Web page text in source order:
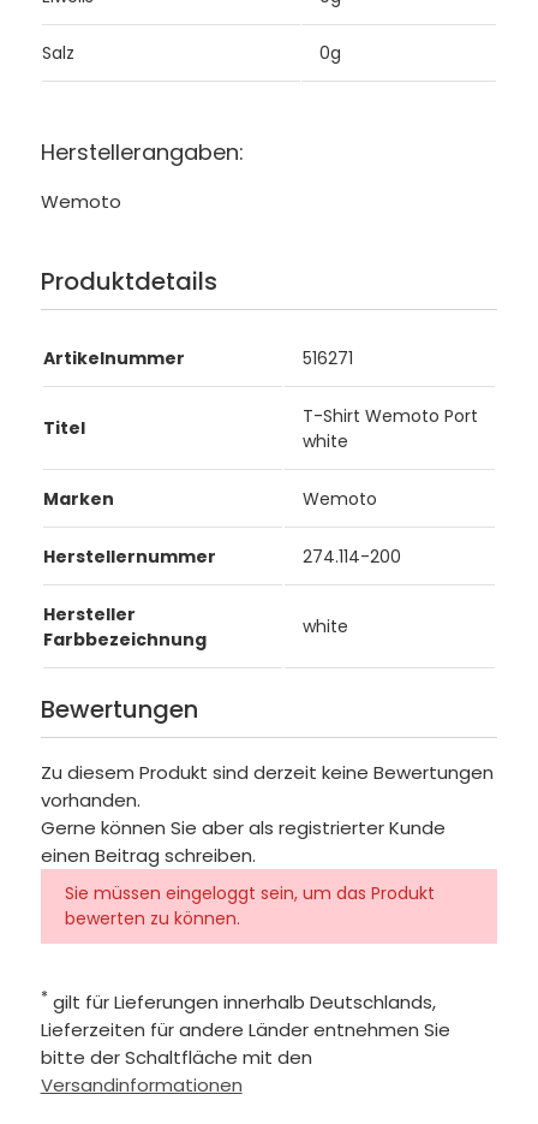
Salz 0g
Herstellerangaben:
Wemoto
Produktdetails
Artikelnummer 516271
Titel
T-Shirt Wemoto Port
white
Marken Wemoto
Herstellernummer 274.114-200
Hersteller
Farbbezeichnung
white
Bewertungen
Zu diesem Produkt sind derzeit keine Bewertungen
vorhanden.
Gerne können Sie aber als registrierter Kunde
einen Beitrag schreiben.
Sie müssen eingeloggt sein, um das Produkt
bewerten zu können.
* gilt für Lieferungen innerhalb Deutschlands,
Lieferzeiten für andere Länder entnehmen Sie
bitte der Schaltfläche mit den
Versandinformationen